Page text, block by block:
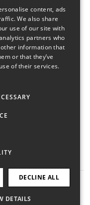
content, ads
We also share
use of our site with
partners who
information that
or that they’ve
of their services.
DECLINE ALL
DETAILS